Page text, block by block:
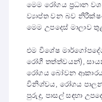
මෙම රෝගය ප්‍රධාන
ව්‍යාප්ත වන බව
මෙම උපදෙස් මාලාව
එම විශේෂ
රෝගී තත්ත්වයන්),
රෝගය බෝවන
විනිශ්චය, රෝගය
පුරුදු, පාසල් සඳහා